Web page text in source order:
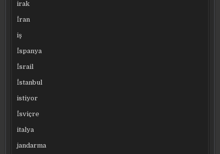
irak
İran
iş
İspanya
İsrail
İstanbul
istiyor
İsviçre
italya
jandarma